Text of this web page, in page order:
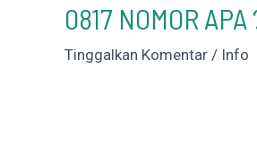
0817 NOMOR
Tinggalkan Komentar / Info